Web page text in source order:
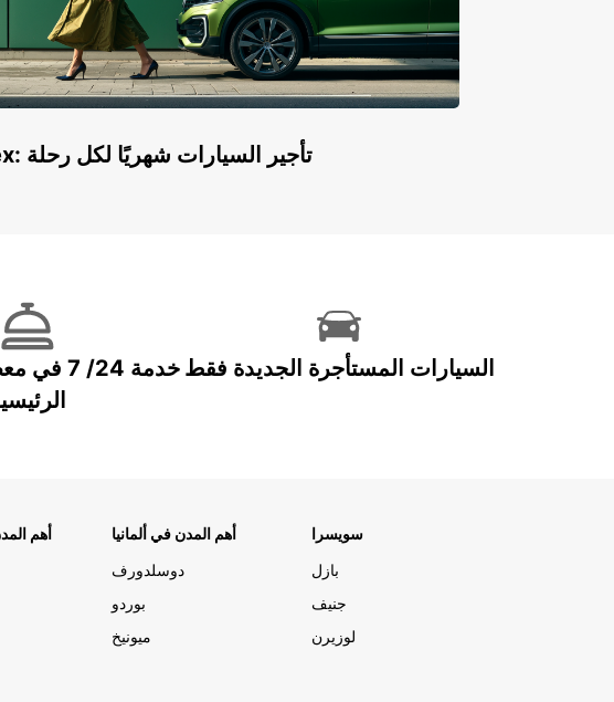
Europcar Flex: تأجير السيارات شهريًا لكل رحلة
خدمة 24/
السيارات المستأجرة الجديدة فقط
أهم
أهم المدن في ألمانيا
دوسلدورف
بوردو
ميونيخ
سويسرا
بازل
جنيف
لوزيرن